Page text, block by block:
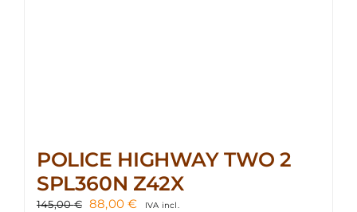
POLICE HIGHWAY TWO 2
SPL360N Z42X
145,00€ El
88,00€ ElIVA incl.